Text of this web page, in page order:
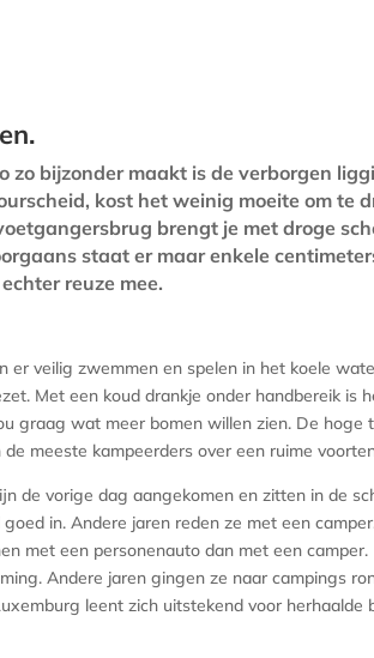
bijzonder maakt is de verborgen
kost het weinig moeite om te
brengt je met droge
staat er maar enkele
reuze mee.
veilig zwemmen en spelen in het koele
Met een koud drankje onder handbereik is
graag wat meer bomen willen zien. De
meeste kampeerders over een ruime
de vorige dag aangekomen en zitten in de
in. Andere jaren reden ze met een
met een personenauto dan met een
Andere jaren gingen ze naar campings
leent zich uitstekend voor herhaalde